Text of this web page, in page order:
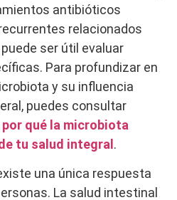
antibióticos
relacionados
ser útil evaluar
Para profundizar en
y su influencia
puedes consultar
por qué la microbiota
tu salud integral.
una única respuesta
La salud intestinal